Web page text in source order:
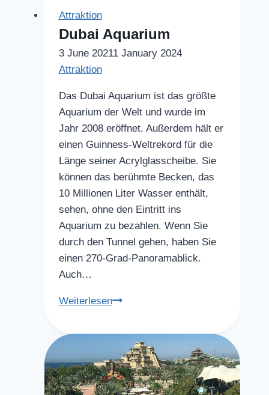
Attraktion
Dubai Aquarium
3 June 20211 January 2024
Attraktion
Das Dubai Aquarium ist das größte
Aquarium der Welt und wurde im
Jahr 2008 eröffnet. Außerdem hält er
einen Guinness-Weltrekord für die
Länge seiner Acrylglasscheibe. Sie
können das berühmte Becken, das
10 Millionen Liter Wasser enthält,
sehen, ohne den Eintritt ins
Aquarium zu bezahlen. Wenn Sie
durch den Tunnel gehen, haben Sie
einen 270-Grad-Panoramablick.
Auch…
WeiterlesenDubai